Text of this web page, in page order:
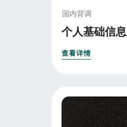
国内背调
个人基础信息
查看详情